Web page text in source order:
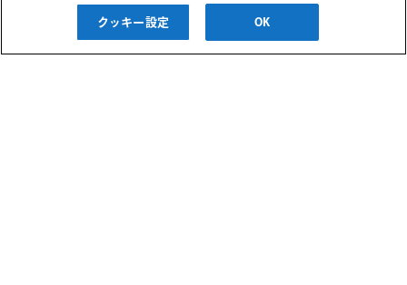
阪急メンズ大阪 神戸阪急
阪神百貨店
阪神梅田本店 阪神・にしのみや
クッキー設定 OK